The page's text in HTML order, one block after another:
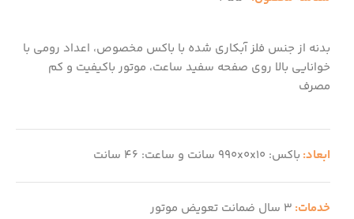
بدنه از جنس فلز آبکاری شده با باکس مخصوص، اعداد رومی با
خوانایی بالا روی صفحه سفید ساعت، موتور باکیفیت و کم
مصرف
ابعاد: باکس: 990x0x10 سانت و ساعت: 46 سانت
خدمات: 3 سال ضمانت تعویض موتور